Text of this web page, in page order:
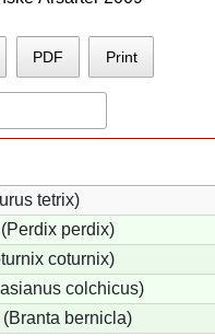
PDF Print
tetrix)
perdix)
coturnix)
colchicus)
bernicla)